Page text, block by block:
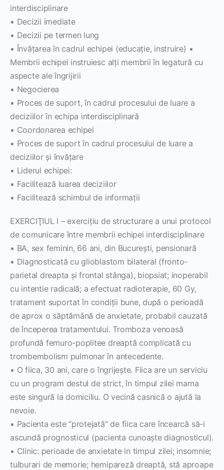
interdisciplinare
▪ Decizii imediate
▪ Decizii pe termen lung
▪ Învăţarea în cadrul echipei (educaţie, instruire) ▪
Membrii echipei instruiesc alţi membrii în legatură cu
aspecte ale îngrijirii
▪ Negocierea
▪ Proces de suport, în cadrul procesului de luare a
deciziilor în echipa interdisciplinară
▪ Coordonarea echipei
▪ Proces de suport în cadrul procesului de luare a
deciziilor şi învăţare
▪ Liderul echipei:
▪ Facilitează luarea deciziilor
▪ Facilitează schimbul de informaţii
EXERCIŢIUL I – exerciţiu de structurare a unui protocol
de comunicare între membrii echipei interdisciplinare
▪ BA, sex feminin, 66 ani, din Bucureşti, pensionară
▪ Diagnosticată cu glioblastom bilateral (fronto-
parietal dreapta şi frontal stânga), biopsiat; inoperabil
cu intentie radicală; a efectuat radioterapie, 60 Gy,
tratament suportat în condiţii bune, după o perioadă
de aprox o săptămână de anxietate, probabil cauzată
de începerea tratamentului. Tromboza venoasă
profundă femuro-poplitee dreaptă complicată cu
trombembolism pulmonar în antecedente.
▪ O fiica, 30 ani, care o îngrijeşte. Fiica are un serviciu
cu un program destul de strict, în timpul zilei mama
este singură la domiciliu. O vecină casnică o ajută la
nevoie.
▪ Pacienta este “protejată” de fiica care încearcă să-i
ascundă prognosticul (pacienta cunoaşte diagnosticul).
▪ Clinic: perioade de anxietate in timpul zilei; insomnie;
tulburari de memorie; hemipareză dreaptă, stă aproape